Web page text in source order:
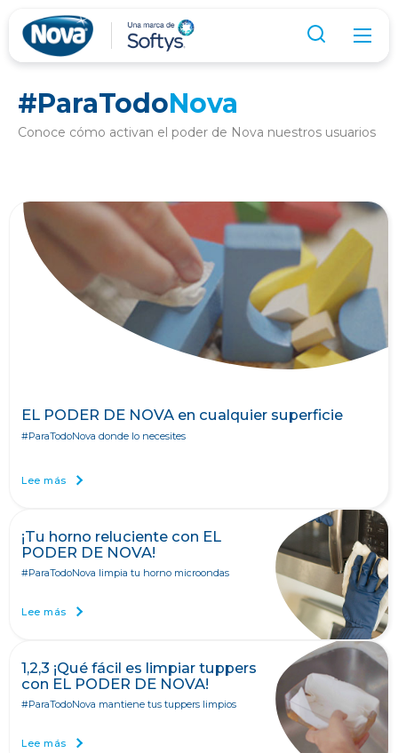
#ParaTodoNova
Conoce cómo activan el poder de Nova nuestros usuarios
EL PODER DE NOVA en cualquier superficie
#ParaTodoNova donde lo necesites
Lee más
¡Tu horno reluciente con EL
PODER DE NOVA!
#ParaTodoNova limpia tu horno microondas
Lee más
1,2,3 ¡Qué fácil es limpiar tuppers
con EL PODER DE NOVA!
#ParaTodoNova mantiene tus tuppers limpios
Lee más